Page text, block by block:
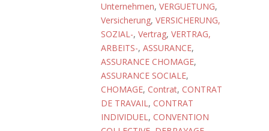
Unternehmen, VERGUETUNG,
Versicherung, VERSICHERUNG,
SOZIAL-, Vertrag, VERTRAG,
ARBEITS-, ASSURANCE,
ASSURANCE CHOMAGE,
ASSURANCE SOCIALE,
CHOMAGE, Contrat, CONTRAT
DE TRAVAIL, CONTRAT
INDIVIDUEL, CONVENTION